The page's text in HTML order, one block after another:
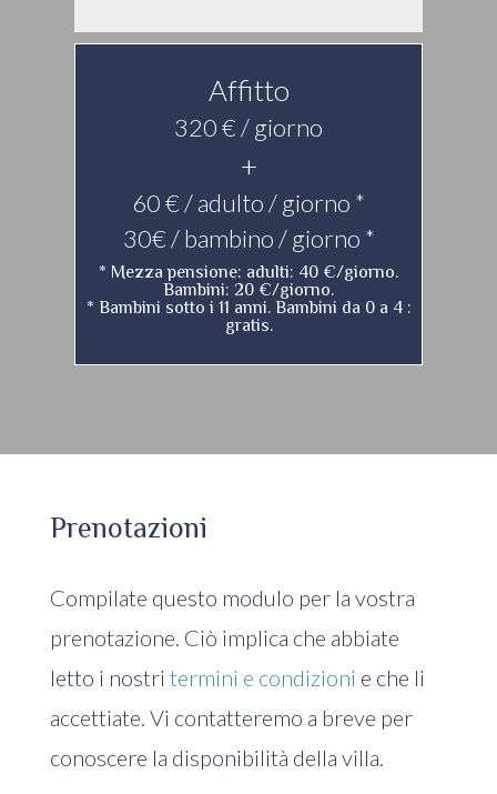
Affitto
320 € / giorno
+
60 € / adulto / giorno *
30€ / bambino / giorno *
* Mezza pensione: adulti: 40 €/giorno.
Bambini: 20 €/giorno.
* Bambini sotto i 11 anni. Bambini da 0 a 4 :
gratis.
Prenotazioni
Compilate questo modulo per la vostra
prenotazione. Ciò implica che abbiate
letto i nostri termini e condizioni e che li
accettiate. Vi contatteremo a breve per
conoscere la disponibilità della villa.